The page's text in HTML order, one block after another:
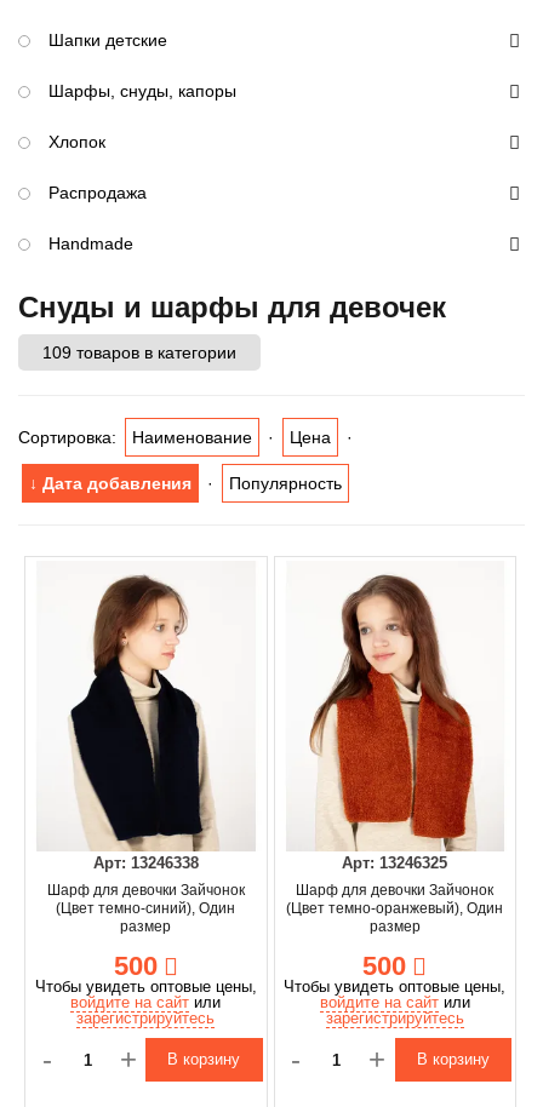
Шапки детские
Шарфы, снуды, капоры
Хлопок
Распродажа
Handmade
Снуды и шарфы для девочек
109 товаров в категории
Сортировка: Наименование · Цена ·
↓ Дата добавления · Популярность
Арт: 13246338
Шарф для девочки Зайчонок
(Цвет темно-синий), Один
размер
500
Чтобы увидеть оптовые цены,
войдите на сайт или
зарегистрируйтесь
- + В корзину
Арт: 13246325
Шарф для девочки Зайчонок
(Цвет темно-оранжевый), Один
размер
500
Чтобы увидеть оптовые цены,
войдите на сайтили
зарегистрируйтесь
- + В корзину